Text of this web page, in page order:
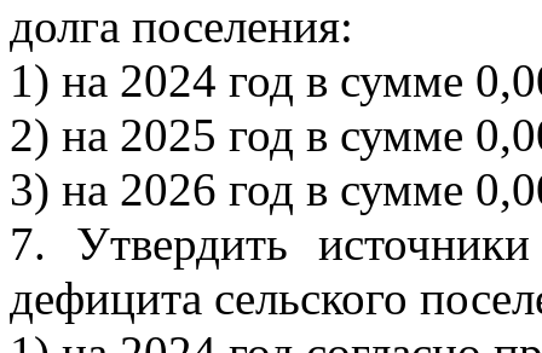
долга поселения:
1) на 2024 год в сумме
2) на 2025 год в сумме
3) на 2026 год в сумме
7. Утвердить
дефицита сельского